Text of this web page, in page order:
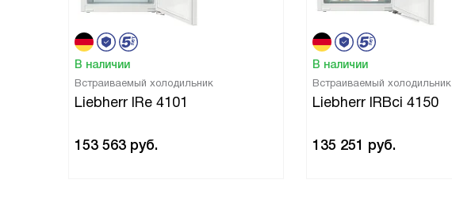
В наличии
Встраиваемый холодильник
Liebherr IRe 4101
153 563 руб.
В наличии
Встраиваемый холодильник
Liebherr IRBci 4150
135 251 руб.